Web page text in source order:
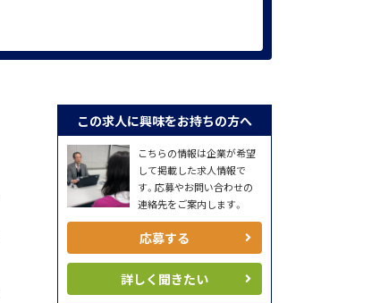
この求人に興味をお持ちの方へ
こちらの情報は企業が希望
して掲載した求人情報で
す。応募やお問い合わせの
連絡先をご案内します。
応募する
詳しく聞きたい